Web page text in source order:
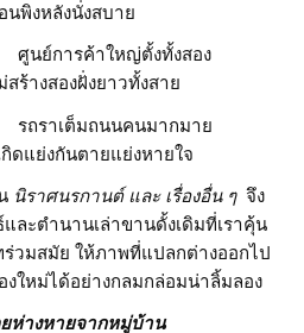
นั่งสบาย
ญ่ตั้งทั้งสอง
งฝั่งยาวทั้งสาย
นคนมากมาย
ตายแย่งหายใจ
นิราศนรกานต์ และ เรื่องอื่น ๆจึง
ละตำนานเล่าขานดั้งเดิมที่เราคุ้น
ร่วมสมัย ให้ภาพที่แปลกต่างออกไป
งใหม่ได้อย่างกลมกล่อมน่าลิ้มลอง
ยห่างหายจากหมู่บ้าน